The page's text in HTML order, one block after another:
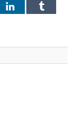
LinkedInTumblr